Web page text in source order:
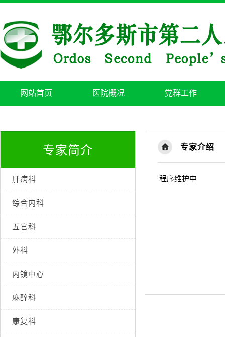
网站首页 医院概况 党群工作
专家简介
肝病科
综合内科
五官科
外科
内镜中心
麻醉科
康复科
专家介绍
程序维护中